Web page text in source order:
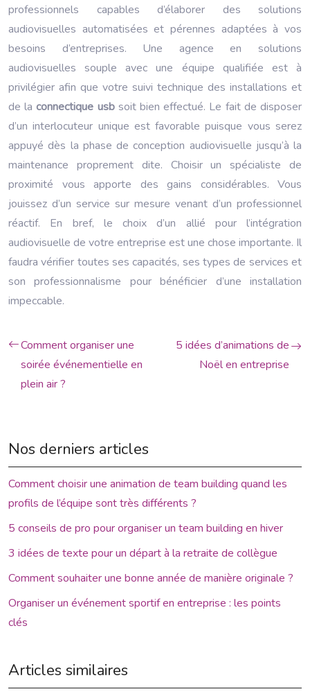
professionnels capables d’élaborer des solutions
audiovisuelles automatisées et pérennes adaptées à vos
besoins d’entreprises. Une agence en solutions
audiovisuelles souple avec une équipe qualifiée est à
privilégier afin que votre suivi technique des installations et
de laconnectique usbsoit bien effectué. Le fait de disposer
d’un interlocuteur unique est favorable puisque vous serez
appuyé dès la phase de conception audiovisuelle jusqu’à la
maintenance proprement dite. Choisir un spécialiste de
proximité vous apporte des gains considérables. Vous
jouissez d’un service sur mesure venant d’un professionnel
réactif. En bref, le choix d’un allié pour l’intégration
audiovisuelle de votre entreprise est une chose importante. Il
faudra vérifier toutes ses capacités, ses types de services et
son professionnalisme pour bénéficier d’une installation
impeccable.
Comment organiser une
soirée événementielle en
plein air ?
5 idées d’animations de
Noël en entreprise
Nos derniers articles
Comment choisir une animation de team building quand les
profils de l’équipe sont très différents ?
5 conseils de pro pour organiser un team building en hiver
3 idées de texte pour un départ à la retraite de collègue
Comment souhaiter une bonne année de manière originale ?
Organiser un événement sportif en entreprise : les points
clés
Articles similaires